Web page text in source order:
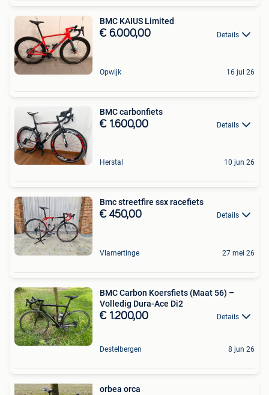
BMC KAIUS Limited
€ 6.000,00 Details
Opwijk 16 jul 26
BMC carbonfiets
€ 1.600,00 Details
Herstal 10 jun 26
Bmc streetfire ssx racefiets
€ 450,00 Details
Vlamertinge 27 mei 26
BMC Carbon Koersfiets (Maat 56) –
Volledig Dura-Ace Di2
€ 1.200,00 Details
Destelbergen 8 jun 26
orbea orca